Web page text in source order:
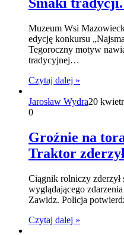
Muzeum Wsi
edycję konkursu
Tegoroczny motyw
tradycyjnej…
Czytaj dalej »
Jarosław Wydra20
0
Groźnie na
Traktor
Ciągnik rolniczy zderzył
wyglądającego
Zawidz. Policja
Czytaj dalej »